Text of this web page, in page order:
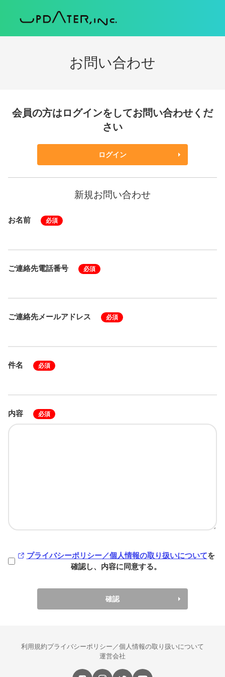
お問い合わせ
会員の方はログインをしてお問い合わせくだ
さい
ログイン
新規お問い合わせ
お名前 必須
ご連絡先電話番号 必須
ご連絡先メールアドレス 必須
件名 必須
内容 必須
プライバシーポリシー／個人情報の取り扱いについてを
確認し、内容に同意する。
確認
利用規約プライバシーポリシー／個人情報の取り扱いについて
運営会社